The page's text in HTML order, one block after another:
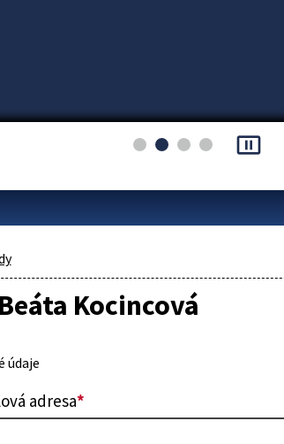
pause_presentation
Kocincová
údaje
adresa*